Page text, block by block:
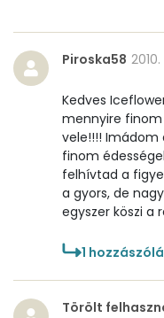
Retinol - A
α-karotin
β-karotin
β-crypt
Likopin
Piroska58 2010.
Kedves
mennyire
vele!!!! Imádom
finom
felhívtad a
a gyors, de
egyszer köszi a
1
Törölt